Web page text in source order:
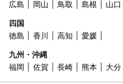
広島
岡山 鳥取 島根
山口
四国
徳島
香川 高知
愛媛
九州・沖縄
福岡
佐賀 長崎 熊本 大分